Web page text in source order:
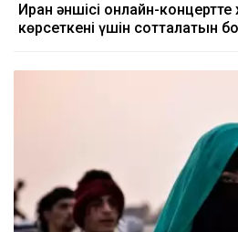
Иран әншісі онлайн-
көрсеткені үшін сотталатын